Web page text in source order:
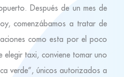
Después de un mes de
comenzábamos a tratar de
como esta por el poco
elegir taxi, conviene tomar uno
verde”, únicos autorizados a